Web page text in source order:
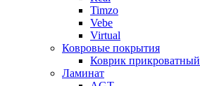
Timzo
Vebe
Virtual
Ковровые покрытия
Коврик прикроватный
Ламинат